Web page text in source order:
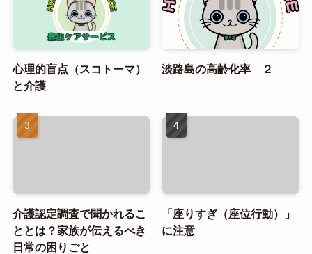
心理的盲点（スコトーマ）
と介護
淡路島の高齢化率 ２
介護認定調査で聞かれるこ
ととは？家族が伝えるべき
日常の困りごと
「座りすぎ（座位行動）」
に注意